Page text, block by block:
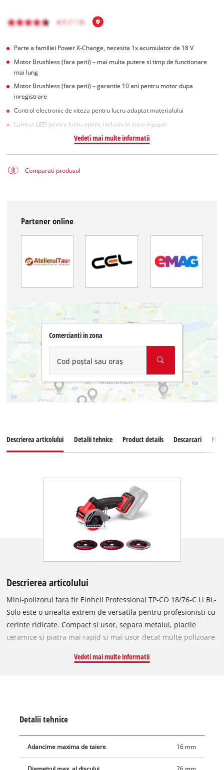
Parte a familiei Power X-Change, necesita 1x acumulator de 18 V
Motor Brushless (fara perii) – mai multa putere si timp de functionare
mai lung
Motor Brushless (fara perii) – garantie 10 ani pentru motor dupa
inregistrare
Control electronic de viteza pentru lucru adaptat materialului
Lumina LED pentru lucru optim, inclusiv in zone inguste
Vedeti mai multe informatii
Comparati produsul
Partener online
Comercianti in zona
Cod poștal sau oraș
Descrierea articolului Detalii tehnice Product details Descarcari
Descrierea articolului
Mini-polizorul fara fir Einhell Professional TP-CO 18/76-C Li BL-
Solo este o unealta extrem de versatila pentru profesionisti cu
cerinte ridicate. Compact si usor, separa metalul, placile
ceramice si piatra mai rapid si mai usor decat multe polizoare
Power X-Change si poate fi utilizat cu toti acumulatorii si
motorul fara perii beneficiaza de garantie de 10 ani. Unealta
poate fi utilizata cu discuri de taiere cu diametrul de 76 mm,
iar adancimea de taiere se regleaza fara unelte pana la
Vedeti mai multe informatii
Detalii tehnice
Adancime maxima de taiere 16 mm